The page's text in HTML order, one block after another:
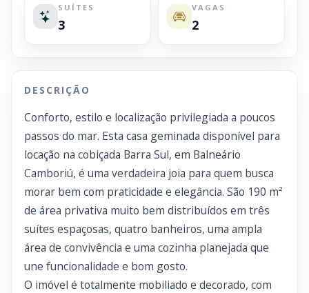
SUÍTES
3
VAGAS
2
DESCRIÇÃO
Conforto, estilo e localização privilegiada a poucos
passos do mar. Esta casa geminada disponível para
locação na cobiçada Barra Sul, em Balneário
Camboriú, é uma verdadeira joia para quem busca
morar bem com praticidade e elegância. São 190 m²
de área privativa muito bem distribuídos em três
suítes espaçosas, quatro banheiros, uma ampla
área de convivência e uma cozinha planejada que
une funcionalidade e bom gosto.
O imóvel é totalmente mobiliado e decorado, com